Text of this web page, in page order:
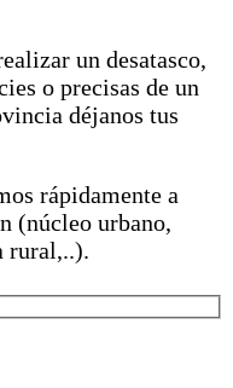
un desatasco,
o precisas de un
déjanos tus
rápidamente a
(núcleo urbano,
rural,..).